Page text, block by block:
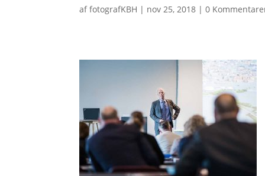
affotografKBH | nov 25, 2018 |0